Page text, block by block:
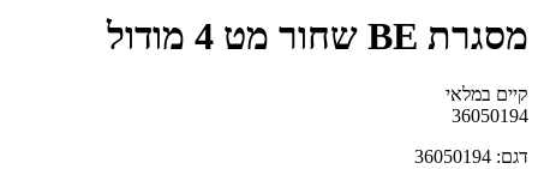
מסגרת BE שחור מט 4 מודול
קיים במלאי‬
36050194
דגם: 36050194